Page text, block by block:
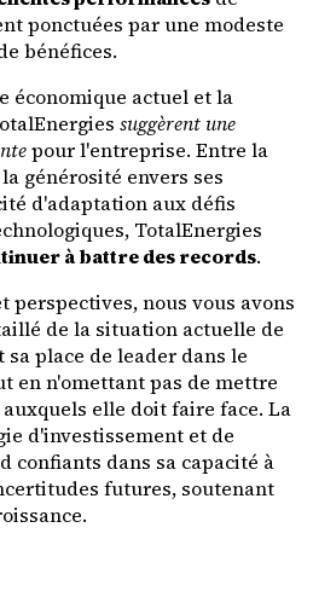
ponctuées par une modeste
bénéfices.
économique actuel et la
suggèrent une
pour l'entreprise. Entre la
générosité envers ses
d'adaptation aux défis
TotalEnergies
à battre des records.
perspectives, nous vous avons
de la situation actuelle de
place de leader dans le
en n'omettant pas de mettre
elle doit faire face. La
d'investissement et de
confiants dans sa capacité à
futures, soutenant